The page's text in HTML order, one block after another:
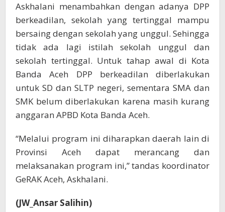
Askhalani menambahkan dengan adanya DPP
berkeadilan, sekolah yang tertinggal mampu
bersaing dengan sekolah yang unggul. Sehingga
tidak ada lagi istilah sekolah unggul dan
sekolah tertinggal. Untuk tahap awal di Kota
Banda Aceh DPP berkeadilan diberlakukan
untuk SD dan SLTP negeri, sementara SMA dan
SMK belum diberlakukan karena masih kurang
anggaran APBD Kota Banda Aceh.
“Melalui program ini diharapkan daerah lain di
Provinsi Aceh dapat merancang dan
melaksanakan program ini,” tandas koordinator
GeRAK Aceh, Askhalani.
(JW_Ansar Salihin)